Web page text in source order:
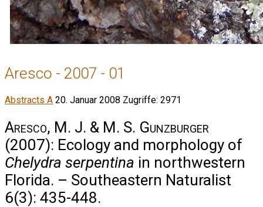
Aresco - 2007 - 01
Abstracts A 20. Januar 2008 Zugriffe: 2971
Aresco, M. J. & M. S. Gunzburger
(2007): Ecology and morphology of
Chelydra serpentina in northwestern
Florida. – Southeastern Naturalist
6(3): 435-448.